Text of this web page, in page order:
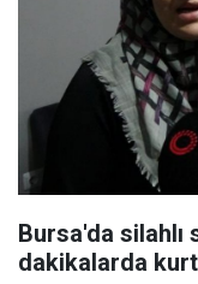
Bursa'da silahlı
dakikalarda